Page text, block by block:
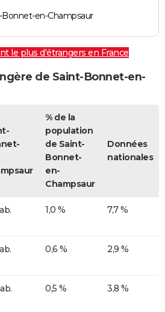
Bonnet-en-Champsaur
le plus d'étrangers en France
de Saint-Bonnet-en-
% de la
population
de Saint-
Bonnet-
en-
Champsaur
Données
nationales
1,0 % 7,7 %
0,6 % 2,9 %
0,5 % 3,8 %